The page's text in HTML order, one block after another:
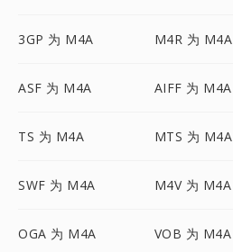
3GP 为 M4A M4R 为 M4A
ASF 为 M4A AIFF 为 M4A
TS 为 M4A MTS 为 M4A
SWF 为 M4A M4V 为 M4A
OGA 为 M4A VOB 为 M4A